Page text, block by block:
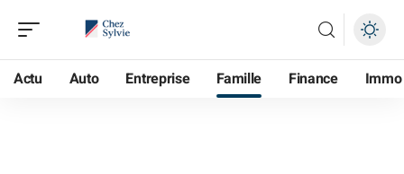
Actu Auto Entreprise Famille Finance Immo